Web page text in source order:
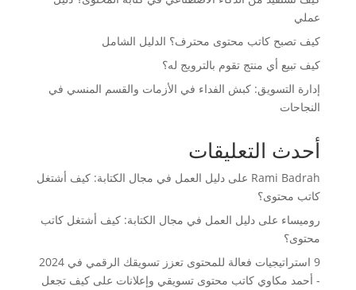
عملي
كيف تصبح كاتب محتوى محترف؟ الدليل الشامل
كيف تبيع أي منتج تقوم بالترويج له؟
إدارة التسويق: كبش الفداء في الأزمات والقسم المنسي في
النجاحات
أحدث التعليقات
Rami Badrah على دليل العمل في مجال الكتابة: كيف أشتغل
كاتب محتوى؟
روميساء على دليل العمل في مجال الكتابة: كيف أشتغل كاتب
محتوى؟
9 استراتيجيات فعالة للمحتوى تعزز تسويقك الرقمي في 2024
- أحمد مكاوي كاتب محتوى تسويقي وإعلانات على كيف تجعل